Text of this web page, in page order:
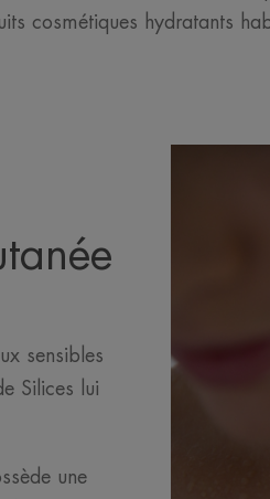
cosmétiques hydratants
sensibles
Silices lui
une